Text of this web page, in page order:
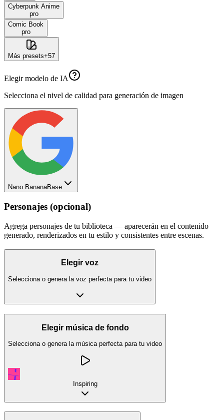
Cyberpunk Anime
pro
Comic Book
pro
Más presets+57
Elegir modelo de IA
Selecciona el nivel de calidad para generación de imagen
Nano BananaBase
Personajes (opcional)
Agrega personajes de tu biblioteca — aparecerán en el contenido
generado, renderizados en tu estilo y consistentes entre escenas.
Elegir voz
Selecciona o genera la voz perfecta para tu video
Elegir música de fondo
Selecciona o genera la música perfecta para tu video
Inspiring